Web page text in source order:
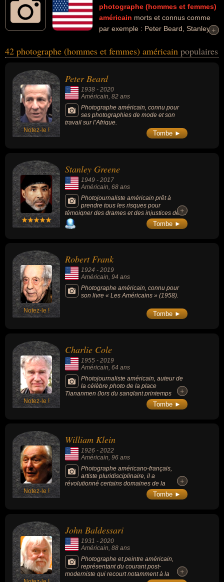
photographe (hommes et femmes)
américain morts et connus comme
par exemple : Peter Beard, Stanley
Robert Capa, David Lynch, David Douglas Duncan, Andy Warhol...
domaines de l'art, de l'aventure, du journalisme, de la mode, de la
photographie, du cinéma, de la peinture, de l'architecture, de la
guerre, de la musique ou du dessin. Ces célébrités peuvent
également avoir été artiste, aventurier, journaliste, photojournaliste,
cinéaste, peintre, plasticien, architecte, conjoint de célébrité, acteur,
homme d'affaire, monteur, musicien, parolier, producteur,
producteur de cinéma, scénariste, militaire, designer ou
leurs morts, ils peuvent avoir été francais par exemple.
+
+
42 photographe (hommes et femmes) américain populaires
Notez-le !
Peter Beard
1938 - 2020
Américain, 82 ans
Photographe américain, connu pour
ses photographies de mode et son
travail sur l’Afrique.
Tombe ►
Stanley Greene
1949 - 2017
Américain , 68 ans
Photojournaliste américain prêt à
prendre tous les risques pour
témoigner des drames et des injustices de la
planète, connu pour ses photos de guerre de
Tchétchénie, d'Afghanistan, du Darfour, d'Irak
+
+
Tombe ►
Notez-le !
Robert Frank
1924 - 2019
Américain, 94 ans
Photographe américain, connu pour
son livre « Les Américains » (1958).
Tombe ►
Notez-le !
Charlie Cole
1955 - 2019
Américain , 64 ans
Photojournaliste américain, auteur de
la célèbre photo de la place
Tiananmen (lors du sanglant printemps
1989, il avait immortalisé pour Newsweek
«l’homme au char», un anonyme faisant face
+
+
Tombe ►
Notez-le !
William Klein
1926 - 2022
Américain, 96 ans
Photographe américano-français,
artiste pluridisciplinaire, il a
révolutionné certains domaines de la
photographie comme la photographie de
mode et la photographie de rue. Ses
photographes les plus illustres et influents de
sa génération.
+
+
Tombe ►
John Baldessari
1931 - 2020
Américain , 88 ans
Photographe et peintre américain,
représentant du courant post-
moderniste qui recourt notamment à la
+
+